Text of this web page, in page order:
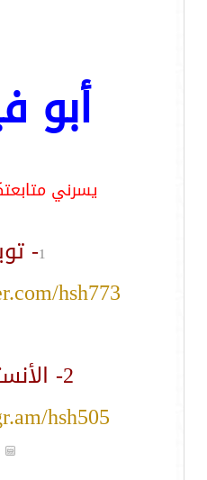
أبو
يسرني
1
-
hsh773
2- الأنستقرام :
hsh505